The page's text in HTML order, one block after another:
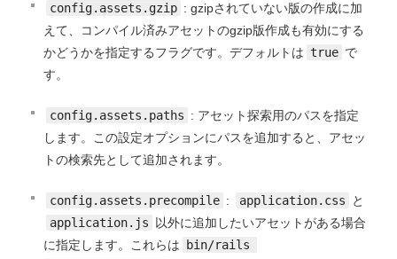
config.assets.gzip : gzipされていない版の作成に加
えて、コンパイル済みアセットのgzip版作成も有効にする
かどうかを指定するフラグです。デフォルトは true で
す。
config.assets.paths : アセット探索用のパスを指定
します。この設定オプションにパスを追加すると、アセッ
トの検索先として追加されます。
config.assets.precompile : application.css
と
application.js
以外に追加したいアセットがある場合
に指定します。これらは
bin/rails